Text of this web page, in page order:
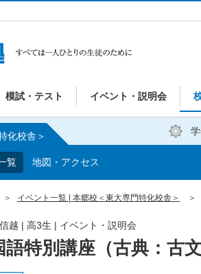
模試・テスト イベント・説明会
化校舎＞
覧 地図・アクセス
イベント一覧 | 本郷校＜東大専門特化校舎＞
特別講座（古典：古文
| 高3生 | イベント・説明会